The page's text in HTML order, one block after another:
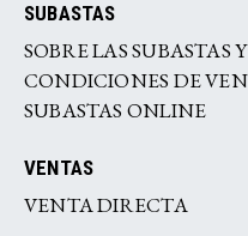
SUBASTAS
SOBRE LAS SUBASTAS
CONDICIONES DE
SUBASTAS ONLINE
VENTAS
VENTA DIRECTA